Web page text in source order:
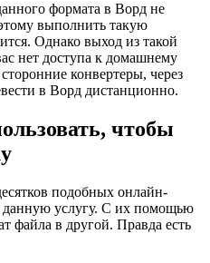
формата в Ворд не
выполнить такую
Однако выход из такой
нет доступа к домашнему
конвертеры, через
в Ворд дистанционно.
чтобы
подобных онлайн-
услугу. С их помощью
файла в другой. Правда есть